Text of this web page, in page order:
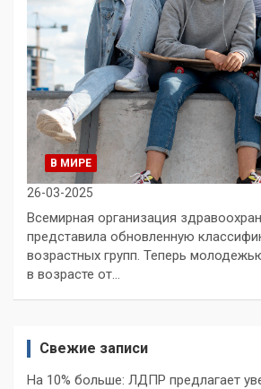
В МИРЕ
26-03-2025
Всемирная организация
представила обновленную
возрастных групп. Теперь
в возрасте от…
Свежие записи
На 10% больше: ЛДПР предлагает